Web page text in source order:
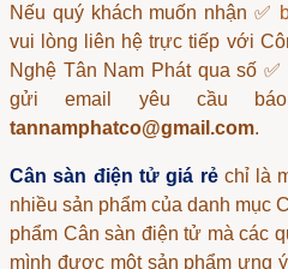
Nếu quý khách muốn nhận ✅
vui lòng liên hệ trực tiếp với
Nghệ Tân Nam Phát qua số ✅
gửi email yêu cầu
tannamphatco@gmail.com.
Cân sàn điện tử giá rẻchỉ là
nhiều sản phẩm của danh mục
phẩm Cân sàn điện tử mà các
mình được một sản phẩm ưng